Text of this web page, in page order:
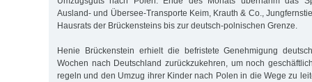
Ausland- und Übersee-Transporte Keim, Krauth & Co.,
Hausrats der Brückensteins bis zur deutsch-polnischen Grenze.
Henie Brückenstein erhielt die befristete Genehmigung
Wochen nach Deutschland zurückzukehren, um noch
regeln und den Umzug ihrer Kinder nach Polen in die Wege zu